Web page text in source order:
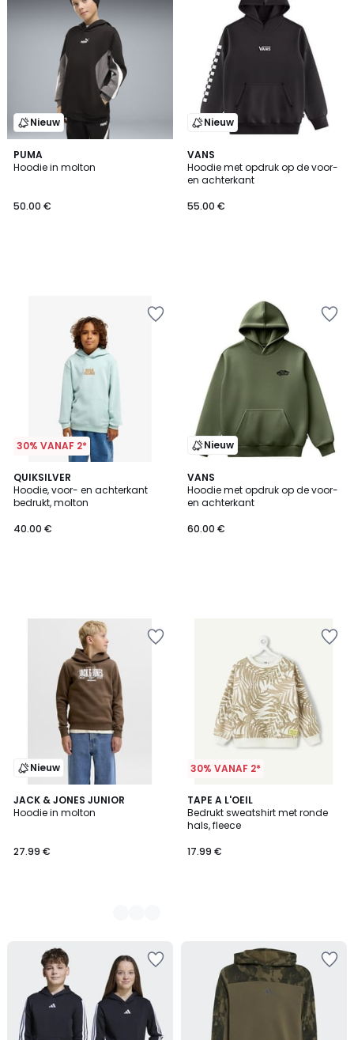
Nieuw
PUMA
Hoodie in molton
50.00 €
Nieuw
VANS
Hoodie met opdruk op de voor-
en achterkant
55.00 €
30% VANAF 2*
QUIKSILVER
Hoodie, voor- en achterkant
bedrukt, molton
40.00 €
Nieuw
VANS
Hoodie met opdruk op de voor-
en achterkant
60.00 €
Nieuw
JACK & JONES JUNIOR
Hoodie in molton
27.99 €
2
Kleuren
30% VANAF 2*
TAPE A L'OEIL
Bedrukt sweatshirt met ronde
hals, fleece
17.99 €